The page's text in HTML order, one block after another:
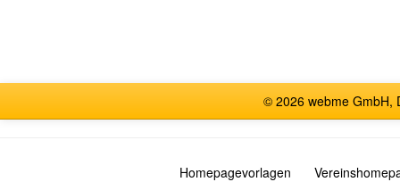
© 2026 webme GmbH,
Homepagevorlagen